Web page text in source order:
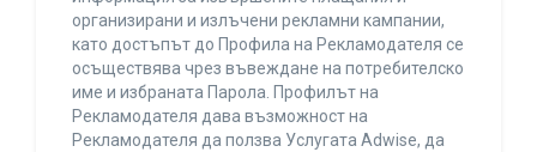
организирани и излъчени рекламни кампании,
като достъпът до Профила на Рекламодателя се
осъществява чрез въвеждане на потребителско
име и избраната Парола. Профилът на
Рекламодателя дава възможност на
Рекламодателя да ползва Услугата Adwise, да